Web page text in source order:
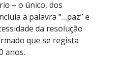
– o único, dos
a palavra “…paz” e
da resolução
que se regista
anos.